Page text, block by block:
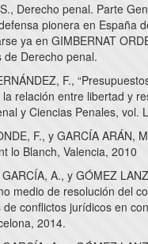
Derecho penal. Parte
pionera en España
ya en GIMBERNAT
de Derecho penal.
F.,
relación entre libertad y
y Ciencias Penales, vol.
F., y GARCÍA ARÁN,
lo Blanch, Valencia, 2010
A., y GÓMEZ
medio de resolución del
de conflictos jurídicos en
2014.